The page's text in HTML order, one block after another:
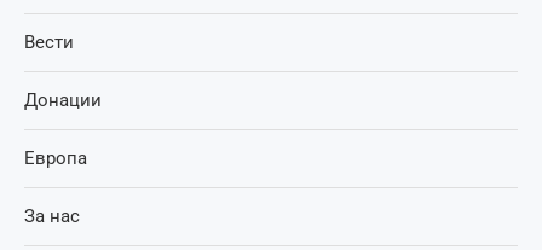
Вести
Донации
Европа
За нас